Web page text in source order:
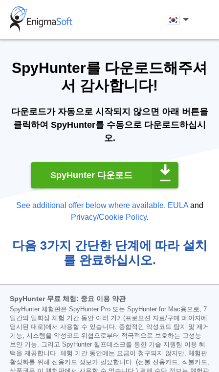
Skip
content
한국어
SpyHunter를 다운로드해주셔
서 감사합니다!
다운로드가 자동으로 시작되지 않으면 아래 버튼을
클릭하여 SpyHunter를 수동으로 다운로드하십시
오.
SpyHunter 다운로드
See additional offer below where available. EULAand
Privacy/Cookie Policy.
다음 3가지 간단한 단계에 따라 설치
를 완료하십시오.
SpyHunter 무료 체험: 중요 이용 약관
SpyHunter 체험판은 SpyHunter Pro 또는 SpyHunter for Mac용으로, 7
일간의 일회성 체험 기간 동안 여러 기기(프로모션 자료/구매 페이지에
명시된 대로)에서 사용할 수 있습니다. 종합적인 악성코드 탐지 및 제거
기능, 시스템을 악성코드 위협으로부터 적극적으로 보호하는 고성능
보안 기능, 그리고 SpyHunter 헬프데스크를 통한 기술 지원팀 이용 혜
택을 제공합니다. 체험 기간 동안에는 요금이 청구되지 않지만, 체험판
활성화를 위해 신용카드 정보가 필요합니다. (선불 신용카드, 직불카드,